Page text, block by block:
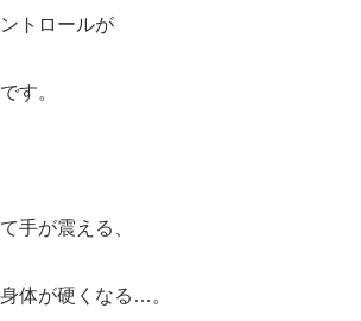
トロールが
す。
手が震える、
体が硬くなる…。